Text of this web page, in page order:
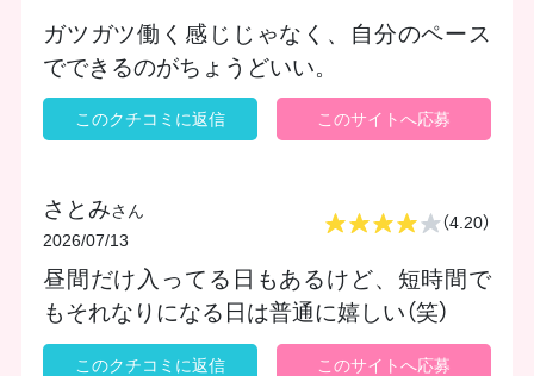
ガツガツ働く感じじゃなく、自分のペース
でできるのがちょうどいい。
このクチコミに返信 このサイトへ応募
さとみさん
2026/07/13
（4.20）
昼間だけ入ってる日もあるけど、短時間で
もそれなりになる日は普通に嬉しい（笑）
このクチコミに返信 このサイトへ応募